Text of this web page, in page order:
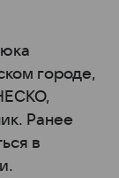
городе,
Ранее
в